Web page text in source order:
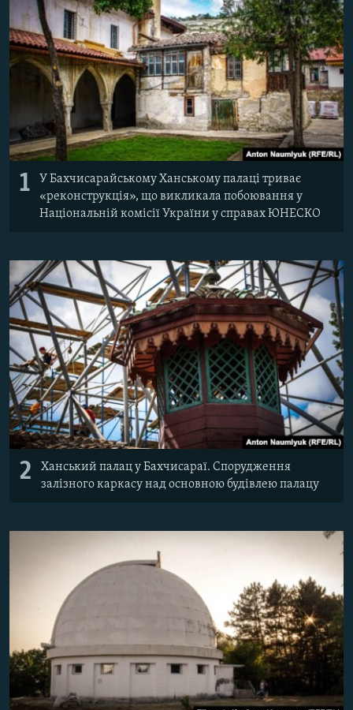
ВІДЕОУРОКИ «ELIFBE»
СВІДЧЕННЯ ОКУПАЦІЇ
УКРАЇНСЬКА ПРОБЛЕМА КРИМУ
ІНФОГРАФІКА
Русский
Qırımtatar
ДОЛУЧАЙСЯ!
Усі сайти RFE/RL
1
У Бахчисарайському Ханському палаці триває
«реконструкція», що викликала побоювання у
Національній комісії України у справах ЮНЕСКО
2
Ханський палац у Бахчисараї. Спорудження
залізного каркасу над основною будівлею палацу